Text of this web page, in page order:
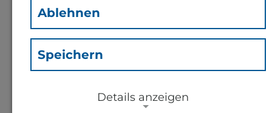
B.A.Marta Benko (Bm)
Mitarbeiterin
Ablehnen
Speichern
Details anzeigen